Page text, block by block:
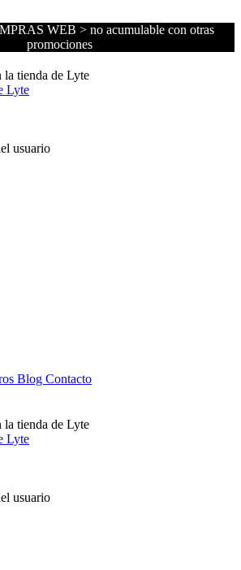
WEB > no acumulable con otras
promociones
Blog Contacto